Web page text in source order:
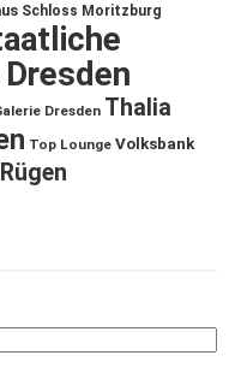
Schloss Moritzburg
Dresden Thalia
Top Lounge Volksbank